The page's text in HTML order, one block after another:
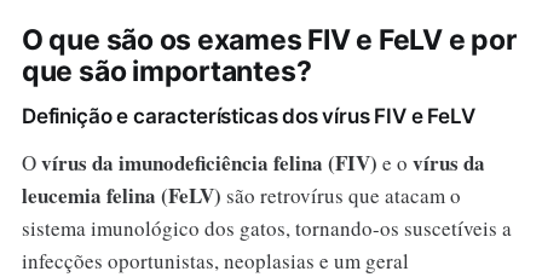
O que são os exames FIV e FeLV e por
que são importantes?
Definição e características dos vírus FIV e FeLV
Ovírus da imunodeficiência felina (FIV) e o vírus da
leucemia felina (FeLV) são retrovírus que atacam o
sistema imunológico dos gatos, tornando-os suscetíveis a
infecções oportunistas, neoplasias e um geral